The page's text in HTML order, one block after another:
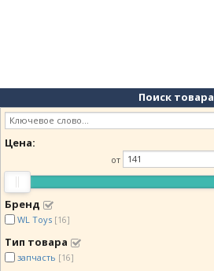
Поиск товара
Цена:
от
Бренд
WL Toys [16]
Тип товара
запчасть [16]